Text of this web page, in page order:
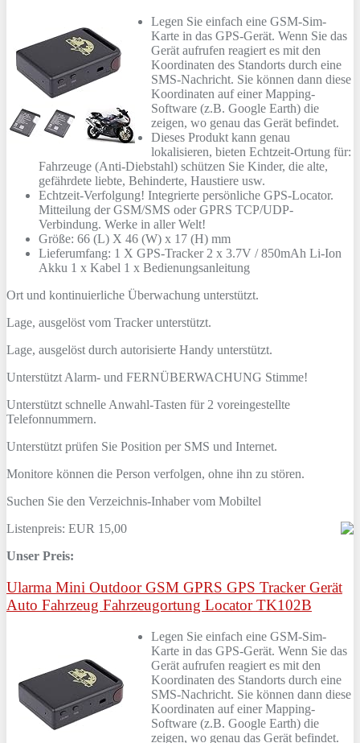
Legen Sie einfach eine GSM-Sim-
Karte in das GPS-Gerät. Wenn Sie das
Gerät aufrufen reagiert es mit den
Koordinaten des Standorts durch eine
SMS-Nachricht. Sie können dann diese
Koordinaten auf einer Mapping-
Software (z.B. Google Earth) die
zeigen, wo genau das Gerät befindet.
Dieses Produkt kann genau
lokalisieren, bieten Echtzeit-Ortung für:
Fahrzeuge (Anti-Diebstahl) schützen Sie Kinder, die alte,
gefährdete liebte, Behinderte, Haustiere usw.
Echtzeit-Verfolgung! Integrierte persönliche GPS-Locator.
Mitteilung der GSM/SMS oder GPRS TCP/UDP-
Verbindung. Werke in aller Welt!
Größe: 66 (L) X 46 (W) x 17 (H) mm
Lieferumfang: 1 X GPS-Tracker 2 x 3.7V / 850mAh Li-Ion
Akku 1 x Kabel 1 x Bedienungsanleitung
Ort und kontinuierliche Überwachung unterstützt.
Lage, ausgelöst vom Tracker unterstützt.
Lage, ausgelöst durch autorisierte Handy unterstützt.
Unterstützt Alarm- und FERNÜBERWACHUNG Stimme!
Unterstützt schnelle Anwahl-Tasten für 2 voreingestellte
Telefonnummern.
Unterstützt prüfen Sie Position per SMS und Internet.
Monitore können die Person verfolgen, ohne ihn zu stören.
Suchen Sie den Verzeichnis-Inhaber vom Mobiltel
Listenpreis: EUR 15,00
Unser Preis:
Ularma Mini Outdoor GSM GPRS GPS Tracker Gerät
Auto Fahrzeug Fahrzeugortung Locator TK102B
Legen Sie einfach eine GSM-Sim-
Karte in das GPS-Gerät. Wenn Sie das
Gerät aufrufen reagiert es mit den
Koordinaten des Standorts durch eine
SMS-Nachricht. Sie können dann diese
Koordinaten auf einer Mapping-
Software (z.B. Google Earth) die
zeigen, wo genau das Gerät befindet.